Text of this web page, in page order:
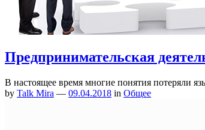
Предпринимательская
В настоящее время многие понятия потеряли
by Talk Mira — 09.04.2018 in Общее